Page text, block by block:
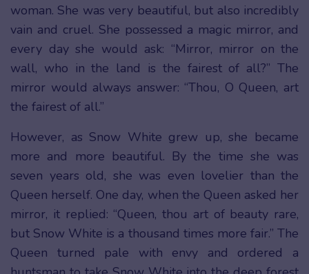
woman. She was very beautiful, but also incredibly
vain and cruel. She possessed a magic mirror, and
every day she would ask: “Mirror, mirror on the
wall, who in the land is the fairest of all?” The
mirror would always answer: “Thou, O Queen, art
the fairest of all.”
However, as Snow White grew up, she became
more and more beautiful. By the time she was
seven years old, she was even lovelier than the
Queen herself. One day, when the Queen asked her
mirror, it replied: “Queen, thou art of beauty rare,
but Snow White is a thousand times more fair.” The
Queen turned pale with envy and ordered a